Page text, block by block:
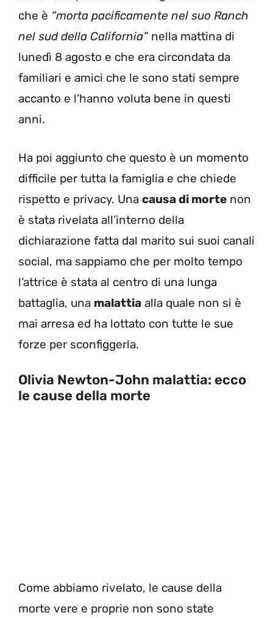
che è “morta pacificamente nel suo Ranch
nel sud della California”nella mattina di
lunedì 8 agosto e che era circondata da
familiari e amici che le sono stati sempre
accanto e l’hanno voluta bene in questi
anni.
Ha poi aggiunto che questo è un momento
difficile per tutta la famiglia e che chiede
rispetto e privacy. Una causa di morte non
è stata rivelata all’interno della
dichiarazione fatta dal marito sui suoi canali
social, ma sappiamo che per molto tempo
l’attrice è stata al centro di una lunga
battaglia, una malattia alla quale non si è
mai arresa ed ha lottato con tutte le sue
forze per sconfiggerla.
Olivia Newton-John malattia: ecco
le cause della morte
Come abbiamo rivelato, le cause della
morte vere e proprie non sono state